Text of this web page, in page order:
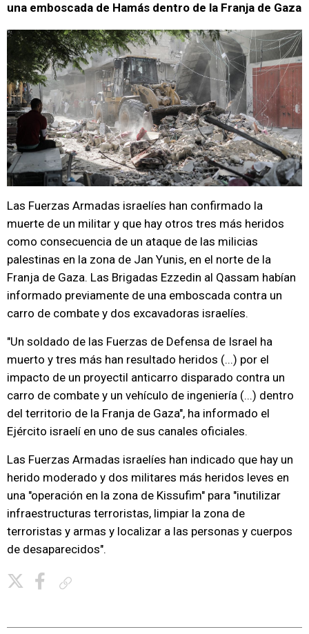
una emboscada de Hamás dentro de la Franja de Gaza
Las Fuerzas Armadas israelíes han confirmado la
muerte de un militar y que hay otros tres más heridos
como consecuencia de un ataque de las milicias
palestinas en la zona de Jan Yunis, en el norte de la
Franja de Gaza. Las Brigadas Ezzedin al Qassam habían
informado previamente de una emboscada contra un
carro de combate y dos excavadoras israelíes.
"Un soldado de las Fuerzas de Defensa de Israel ha
muerto y tres más han resultado heridos (...) por el
impacto de un proyectil anticarro disparado contra un
carro de combate y un vehículo de ingeniería (...) dentro
del territorio de la Franja de Gaza", ha informado el
Ejército israelí en uno de sus canales oficiales.
Las Fuerzas Armadas israelíes han indicado que hay un
herido moderado y dos militares más heridos leves en
una "operación en la zona de Kissufim" para "inutilizar
infraestructuras terroristas, limpiar la zona de
terroristas y armas y localizar a las personas y cuerpos
de desaparecidos".